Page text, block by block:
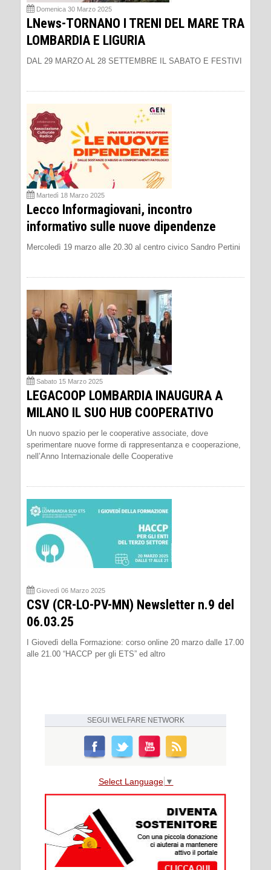
Domenica 30 Marzo 2025
LNews-TORNANO I TRENI DEL MARE TRA
LOMBARDIA E LIGURIA
DAL 29 MARZO AL 28 SETTEMBRE IL SABATO E FESTIVI
Martedì 18 Marzo 2025
Lecco Informagiovani, incontro
informativo sulle nuove dipendenze
Mercoledì 19 marzo alle 20.30 al centro civico Sandro Pertini
Sabato 15 Marzo 2025
LEGACOOP LOMBARDIA INAUGURA A
MILANO IL SUO HUB COOPERATIVO
Un nuovo spazio per le cooperative associate, dove
sperimentare nuove forme di rappresentanza e cooperazione,
nell’Anno Internazionale delle Cooperative
Giovedì 06 Marzo 2025
CSV (CR-LO-PV-MN) Newsletter n.9 del
06.03.25
I Giovedì della Formazione: corso online 20 marzo dalle 17.00
alle 21.00 “HACCP per gli ETS” ed altro
SEGUI WELFARE NETWORK
Select Language ▼